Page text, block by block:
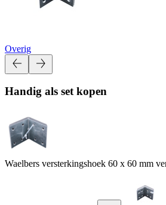
Overig
Handig als set kopen
Waelbers versterkingshoek 60 x 60 mm